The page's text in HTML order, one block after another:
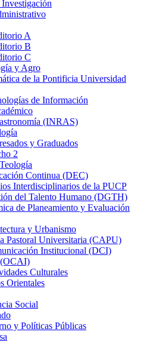
A
B
C
y Agro
de la Pontificia Universidad
de Información
(INRAS)
y Graduados
2
Continua (DEC)
Interdisciplinarios de la PUCP
del Talento Humano (DGTH)
de Planeamiento y Evaluación
y Urbanismo
Pastoral Universitaria (CAPU)
Institucional (DCI)
(OCAI)
Culturales
Orientales
Social
y Políticas Públicas